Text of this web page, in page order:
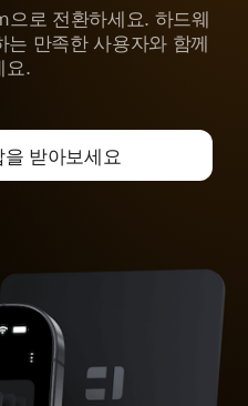
로 전환하세요. 하드웨
만족한 사용자와 함께
.
받아보세요